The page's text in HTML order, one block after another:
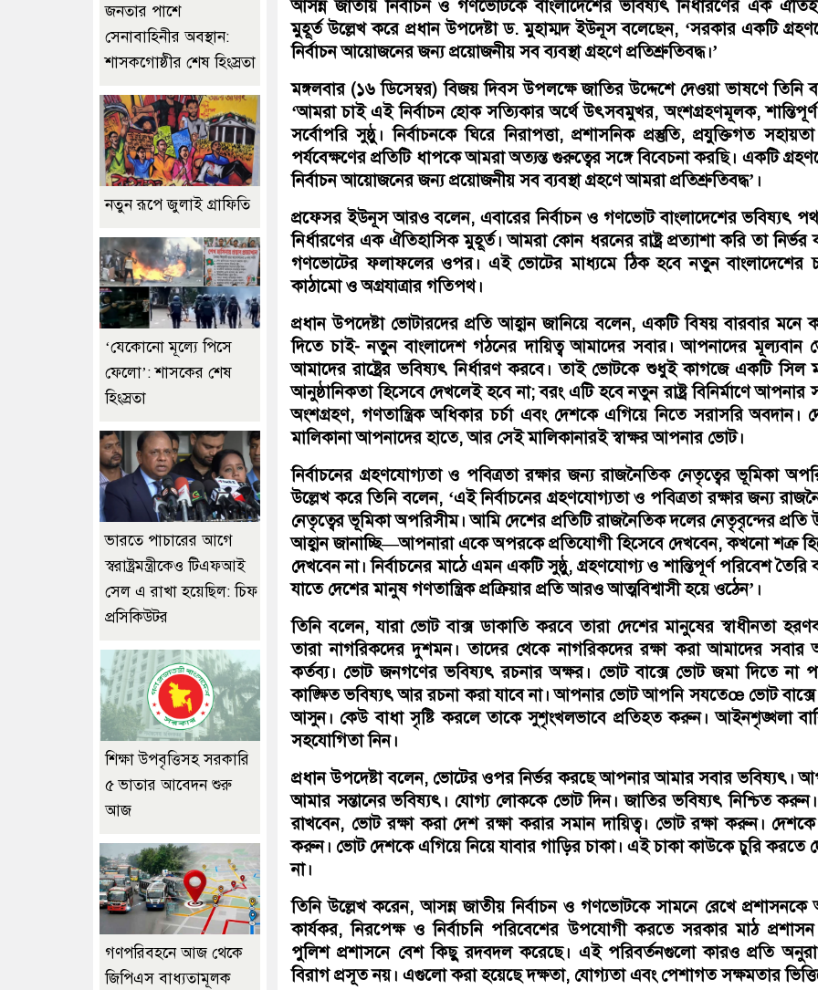
আসন্ন জাতীয় নির্বাচন ও গণভোটকে বাংলাদেশের ভবিষ্যৎ নির্ধারণের এক
মুহূর্ত উল্লেখ করে প্রধান উপদেষ্টা ড. মুহাম্মদ ইউনূস বলেছেন, ‘সরকার একটি
নির্বাচন আয়োজনের জন্য প্রয়োজনীয় সব ব্যবস্থা গ্রহণে প্রতিশ্রুতিবদ্ধ।’
মঙ্গলবার (১৬ ডিসেম্বর) বিজয় দিবস উপলক্ষে জাতির উদ্দেশে দেওয়া ভাষণে তিনি
‘আমরা চাই এই নির্বাচন হোক সত্যিকার অর্থে উৎসবমুখর, অংশগ্রহণমূলক,
সর্বোপরি সুষ্ঠু। নির্বাচনকে ঘিরে নিরাপত্তা, প্রশাসনিক প্রস্তুতি, প্রযুক্তিগত
পর্যবেক্ষণের প্রতিটি ধাপকে আমরা অত্যন্ত গুরুত্বের সঙ্গে বিবেচনা করছি। একটি
নির্বাচন আয়োজনের জন্য প্রয়োজনীয় সব ব্যবস্থা গ্রহণে আমরা প্রতিশ্রুতিবদ্ধ’।
প্রফেসর ইউনূস আরও বলেন, এবারের নির্বাচন ও গণভোট বাংলাদেশের ভবিষ্যৎ
নির্ধারণের এক ঐতিহাসিক মুহূর্ত। আমরা কোন ধরনের রাষ্ট্র প্রত্যাশা করি তা নির্ভর
গণভোটের ফলাফলের ওপর। এই ভোটের মাধ্যমে ঠিক হবে নতুন বাংলাদেশের
কাঠামো ও অগ্রযাত্রার গতিপথ।
প্রধান উপদেষ্টা ভোটারদের প্রতি আহ্বান জানিয়ে বলেন, একটি বিষয় বারবার মনে
দিতে চাই- নতুন বাংলাদেশ গঠনের দায়িত্ব আমাদের সবার। আপনাদের মূল্যবান
আমাদের রাষ্ট্রের ভবিষ্যৎ নির্ধারণ করবে। তাই ভোটকে শুধুই কাগজে একটি সিল
আনুষ্ঠানিকতা হিসেবে দেখলেই হবে না; বরং এটি হবে নতুন রাষ্ট্র বিনির্মাণে আপনার
অংশগ্রহণ, গণতান্ত্রিক অধিকার চর্চা এবং দেশকে এগিয়ে নিতে সরাসরি অবদান।
মালিকানা আপনাদের হাতে, আর সেই মালিকানারই স্বাক্ষর আপনার ভোট।
নির্বাচনের গ্রহণযোগ্যতা ও পবিত্রতা রক্ষার জন্য রাজনৈতিক নেতৃত্বের ভূমিকা
উল্লেখ করে তিনি বলেন, ‘এই নির্বাচনের গ্রহণযোগ্যতা ও পবিত্রতা রক্ষার জন্য
নেতৃত্বের ভূমিকা অপরিসীম। আমি দেশের প্রতিটি রাজনৈতিক দলের নেতৃবৃন্দের প্রতি
আহ্বান জানাচ্ছি—আপনারা একে অপরকে প্রতিযোগী হিসেবে দেখবেন, কখনো শত্রু
দেখবেন না। নির্বাচনের মাঠে এমন একটি সুষ্ঠু, গ্রহণযোগ্য ও শান্তিপূর্ণ পরিবেশ
যাতে দেশের মানুষ গণতান্ত্রিক প্রক্রিয়ার প্রতি আরও আত্মবিশ্বাসী হয়ে ওঠেন’।
তিনি বলেন, যারা ভোট বাক্স ডাকাতি করবে তারা দেশের মানুষের স্বাধীনতা
তারা নাগরিকদের দুশমন। তাদের থেকে নাগরিকদের রক্ষা করা আমাদের সবার
কর্তব্য। ভোট জনগণের ভবিষ্যৎ রচনার অক্ষর। ভোট বাক্সে ভোট জমা দিতে না
কাঙ্ক্ষিত ভবিষ্যৎ আর রচনা করা যাবে না। আপনার ভোট আপনি সযতেœ ভোট বাক্সে
আসুন। কেউ বাধা সৃষ্টি করলে তাকে সুশৃংখলভাবে প্রতিহত করুন। আইনশৃঙ্খলা
সহযোগিতা নিন।
প্রধান উপদেষ্টা বলেন, ভোটের ওপর নির্ভর করছে আপনার আমার সবার ভবিষ্যৎ।
আমার সন্তানের ভবিষ্যৎ। যোগ্য লোককে ভোট দিন। জাতির ভবিষ্যৎ নিশ্চিত
রাখবেন, ভোট রক্ষা করা দেশ রক্ষা করার সমান দায়িত্ব। ভোট রক্ষা করুন। দেশকে
করুন। ভোট দেশকে এগিয়ে নিয়ে যাবার গাড়ির চাকা। এই চাকা কাউকে চুরি করতে
না।
তিনি উল্লেখ করেন, আসন্ন জাতীয় নির্বাচন ও গণভোটকে সামনে রেখে
কার্যকর, নিরপেক্ষ ও নির্বাচনি পরিবেশের উপযোগী করতে সরকার মাঠ
পুলিশ প্রশাসনে বেশ কিছু রদবদল করেছে। এই পরিবর্তনগুলো কারও প্রতি
বিরাগ প্রসূত নয়। এগুলো করা হয়েছে দক্ষতা, যোগ্যতা এবং পেশাগত সক্ষমতার
জনতার পাশে
সেনাবাহিনীর অবস্থান:
শাসকগোষ্ঠীর শেষ হিংস্রতা
নতুন রূপে জুলাই গ্রাফিতি
‘যেকোনো মূল্যে পিসে
ফেলো’: শাসকের শেষ
হিংস্রতা
ভারতে পাচারের আগে
স্বরাষ্ট্রমন্ত্রীকেও টিএফআই
সেল এ রাখা হয়েছিল: চিফ
প্রসিকিউটর
শিক্ষা উপবৃত্তিসহ সরকারি
৫ ভাতার আবেদন শুরু
আজ
গণপরিবহনে আজ থেকে
জিপিএস বাধ্যতামূলক